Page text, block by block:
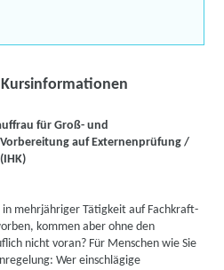
für Groß- und
auf Externenprüfung /
in mehrjähriger Tätigkeit auf Fachkraft-
kommen aber ohne den
nicht voran? Für Menschen wie Sie
Wer einschlägige